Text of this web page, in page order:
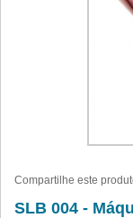
Compartilhe este
SLB 004 -